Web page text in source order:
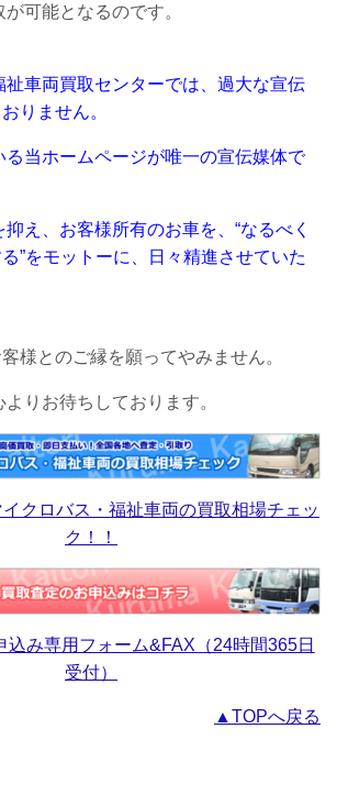
可能となるのです。
祉車両買取センターでは、過大な宣伝
りません。
る当ホームページが唯一の宣伝媒体で
え、お客様所有のお車を、“なるべく
”をモットーに、日々精進させていた
様とのご縁を願ってやみません。
りお待ちしております。
クロバス・福祉車両の買取相場チェッ
ク！！
み専用フォーム&FAX（24時間365日
受付）
▲TOPへ戻る